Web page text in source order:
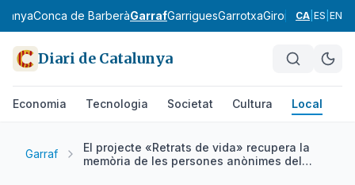
Conca de BarberàGarrafGarriguesGarrotxaGironèsLluçanès
CA ES EN
Diari de Catalunya
Economia Tecnologia Societat Cultura Local
Garraf
El projecte «Retrats de vida» recupera la
memòria de les persones anònimes del